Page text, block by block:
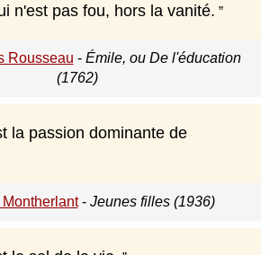
n'est pas fou, hors la vanité.
Rousseau - Émile, ou De l'éducation
(1762)
la passion dominante de
- Jeunes filles (1936)